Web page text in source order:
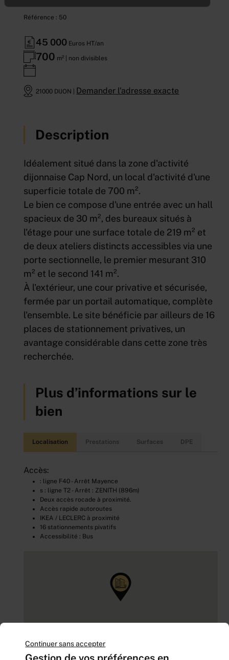
Référence : 50
45 000 Euros HT/an
700 m² | non divisibles
21000 DIJON | Demander l'adresse exacte
Description
Idéalement situé dans la zone d'activité
dijonnaise Cap Nord, un local d'activité d'une
superficie totale de 700 m².
Le bien ce compose d'une entrée avec un hall
spacieux de 30 m², des bureaux situés à
l'étage pour une surface totale de 219 m² et
de deux ateliers distincts accessibles via une
porte sectionnelle, le premier mesurant 310
m² et le second 141 m².
À l'extérieur, une cour privative et sécurisée,
fermée par un portail automatique, complète
l'ensemble. Le site bénéficie par ailleurs de 16
places de stationnement privatives, un
avantage considérable dans cette zone très
recherchée.
Plus d’informations sur le
bien
Localisation Prestations Surfaces DPE
Accès:
: ligne F40 - Arrêt Mayence
s : ligne T2 - Arrêt : ZENITH (896m)
Deux accès rocade à proximité.
Accès rapide autoroutes
IKEA / LECLERC à proximité
16 stationnements pivatifs
Accessibilité : Bus
Continuer sans accepter